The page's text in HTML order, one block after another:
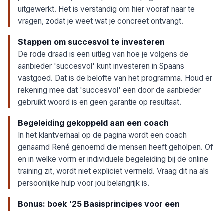
uitgewerkt. Het is verstandig om hier vooraf naar te
vragen, zodat je weet wat je concreet ontvangt.
Stappen om succesvol te investeren
De rode draad is een uitleg van hoe je volgens de
aanbieder 'succesvol' kunt investeren in Spaans
vastgoed. Dat is de belofte van het programma. Houd er
rekening mee dat 'succesvol' een door de aanbieder
gebruikt woord is en geen garantie op resultaat.
Begeleiding gekoppeld aan een coach
In het klantverhaal op de pagina wordt een coach
genaamd René genoemd die mensen heeft geholpen. Of
en in welke vorm er individuele begeleiding bij de online
training zit, wordt niet expliciet vermeld. Vraag dit na als
persoonlijke hulp voor jou belangrijk is.
Bonus: boek '25 Basisprincipes voor een